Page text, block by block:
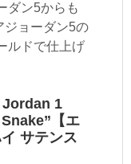
ダン5からも
ジョーダン5の
ルドで仕上げ
Jordan 1
【エ
サテンス